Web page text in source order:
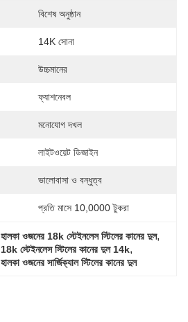
বিশেষ অনুষ্ঠান
14K সোনা
উচ্চমানের
ফ্যাশনেবল
মনোযোগ দখল
লাইটওয়েট ডিজাইন
ভালোবাসা ও বন্ধুত্ব
প্রতি মাসে 10,0000 টুকরা
হালকা ওজনের 18k স্টেইনলেস স্টিলের কানের দুল,
18k স্টেইনলেস স্টিলের কানের দুল 14k,
হালকা ওজনের সার্জিক্যাল স্টিলের কানের দুল